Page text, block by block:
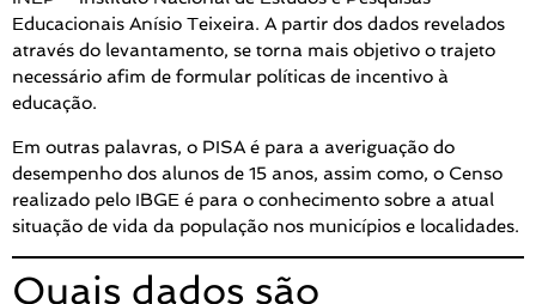
Educacionais Anísio Teixeira. A partir dos dados revelados
através do levantamento, se torna mais objetivo o trajeto
necessário afim de formular políticas de incentivo à
educação.
Em outras palavras, o PISA é para a averiguação do
desempenho dos alunos de 15 anos, assim como, o Censo
realizado pelo IBGE é para o conhecimento sobre a atual
situação de vida da população nos municípios e localidades.
Quais dados são